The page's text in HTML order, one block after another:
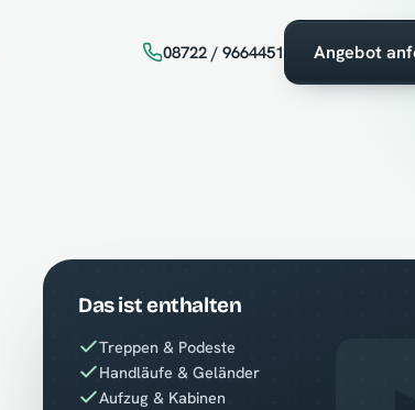
08722 / 9664451 Angebot
Das ist enthalten
Treppen & Podeste
Handläufe & Geländer
Aufzug & Kabinen